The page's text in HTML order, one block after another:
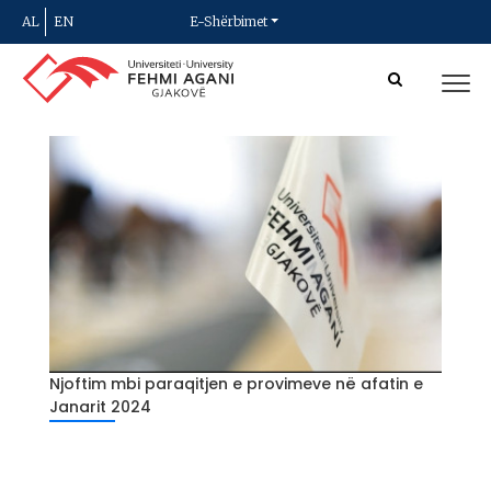
AL EN E-Shërbimet
Njoftim mbi paraqitjen e provimeve në afatin e
Janarit 2024